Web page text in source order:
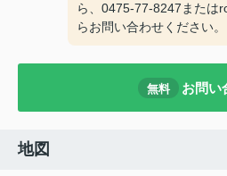
ら、0475-77-8247または
らお問い合わせください。
無料 お問い
地図